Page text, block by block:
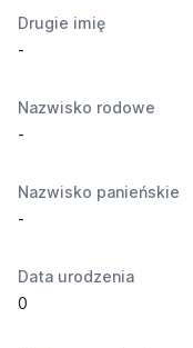
Drugie imię
-
Nazwisko rodowe
-
Nazwisko panieńskie
-
Data urodzenia
0